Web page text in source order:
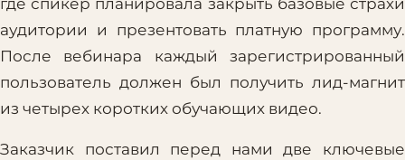
аудитории и презентовать платную программу.
После вебинара каждый зарегистрированный
пользователь должен был получить лид-магнит
из четырех коротких обучающих видео.
Заказчик поставил перед нами две ключевые